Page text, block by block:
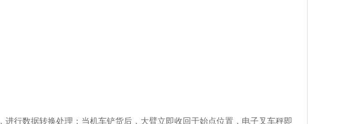
行数据转换处理；当机车铲货后，大臂立即收回于始点位置，电子叉车秤即